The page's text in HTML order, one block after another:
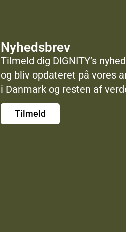
Nyhedsbrev
Tilmeld dig DIGNITY’s
og bliv opdateret på vores
i Danmark og resten af
Tilmeld